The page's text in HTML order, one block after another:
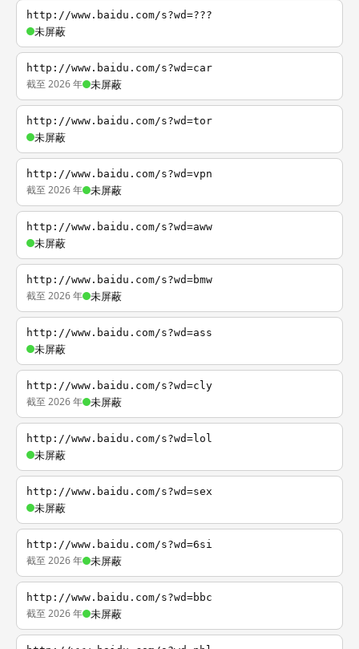
http://www.baidu.com/s?wd=???
未屏蔽
http://www.baidu.com/s?wd=car
截至 2026 年 未屏蔽
http://www.baidu.com/s?wd=tor
未屏蔽
http://www.baidu.com/s?wd=vpn
截至 2026 年 未屏蔽
http://www.baidu.com/s?wd=aww
未屏蔽
http://www.baidu.com/s?wd=bmw
截至 2026 年 未屏蔽
http://www.baidu.com/s?wd=ass
未屏蔽
http://www.baidu.com/s?wd=cly
截至 2026 年 未屏蔽
http://www.baidu.com/s?wd=lol
未屏蔽
http://www.baidu.com/s?wd=sex
未屏蔽
http://www.baidu.com/s?wd=6si
截至 2026 年 未屏蔽
http://www.baidu.com/s?wd=bbc
截至 2026 年 未屏蔽